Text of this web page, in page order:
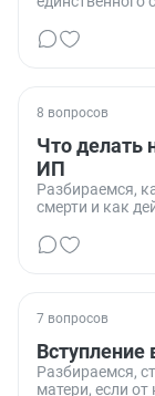
8 вопросов
Что делать
ИП
Разбираемся,
смерти и как
7 вопросов
Вступление
Разбираемся,
матери, если от